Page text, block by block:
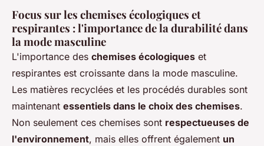
Focus sur les chemises écologiques et
respirantes : l'importance de la durabilité dans
la mode masculine
L'importance des chemises écologiques et
respirantes est croissante dans la mode masculine.
Les matières recyclées et les procédés durables sont
maintenant essentiels dans le choix des chemises.
Non seulement ces chemises sont respectueuses de
l'environnement, mais elles offrent également un